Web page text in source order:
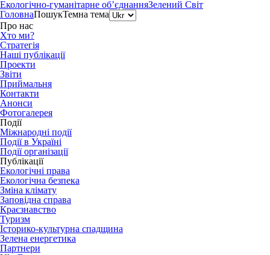
Екологічно-гуманітарне об’єднанняЗелений Світ
ГоловнаПошукТемна тема
Про нас
Хто ми?
Стратегія
Наші публікації
Проекти
Звіти
Приймальня
Контакти
Анонси
Фотогалерея
Події
Міжнародні події
Події в Україні
Події організації
Публікації
Екологічні права
Екологічна безпека
Зміна клімату
Заповідна справа
Краєзнавство
Туризм
Історико-культурна спадщина
Зелена енергетика
Партнери